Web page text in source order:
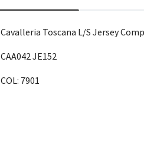
Cavalleria Toscana L/S Jersey
CAA042 JE152
COL: 7901